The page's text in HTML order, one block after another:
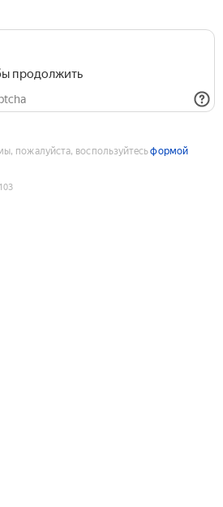
продолжить
пожалуйста, воспользуйтесьформой